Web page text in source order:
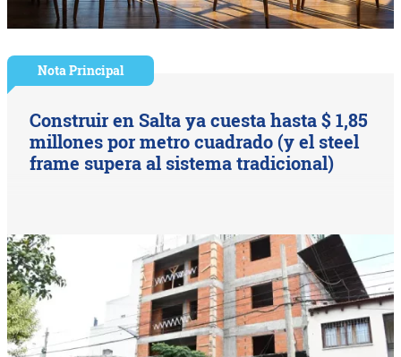
Nota Principal
Construir en Salta ya cuesta hasta $ 1,85
millones por metro cuadrado (y el steel
frame supera al sistema tradicional)